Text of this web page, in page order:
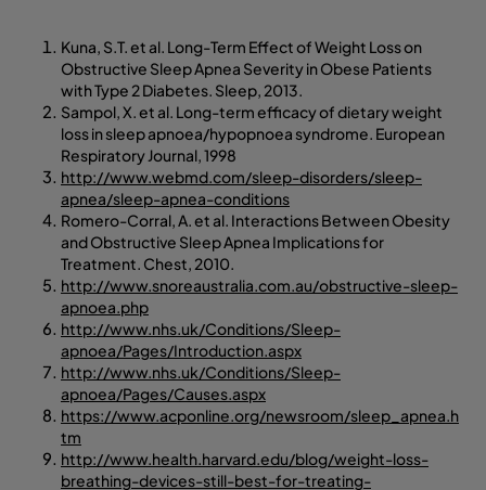
Kuna, S.T. et al. Long-Term Effect of Weight Loss on
Obstructive Sleep Apnea Severity in Obese Patients
with Type 2 Diabetes. Sleep, 2013.
Sampol, X. et al. Long-term efficacy of dietary weight
loss in sleep apnoea/hypopnoea syndrome. European
Respiratory Journal, 1998
http://www.webmd.com/sleep-disorders/sleep-
apnea/sleep-apnea-conditions
Romero-Corral, A. et al. Interactions Between Obesity
and Obstructive Sleep Apnea Implications for
Treatment. Chest, 2010.
http://www.snoreaustralia.com.au/obstructive-sleep-
apnoea.php
http://www.nhs.uk/Conditions/Sleep-
apnoea/Pages/Introduction.aspx
http://www.nhs.uk/Conditions/Sleep-
apnoea/Pages/Causes.aspx
https://www.acponline.org/newsroom/sleep_apnea.h
tm
http://www.health.harvard.edu/blog/weight-loss-
breathing-devices-still-best-for-treating-